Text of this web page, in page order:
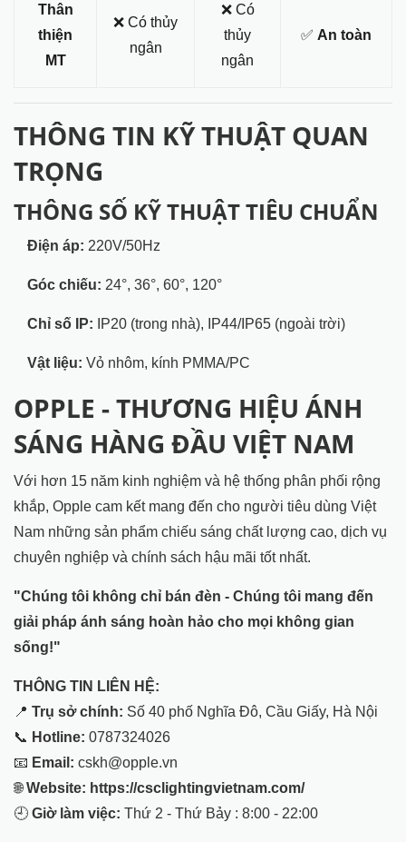
Thân
thiện
MT
❌ Có thủy
ngân
❌ Có
thủy
ngân
✅ An toàn
THÔNG TIN KỸ THUẬT QUAN
TRỌNG
THÔNG SỐ KỸ THUẬT TIÊU CHUẨN
Điện áp: 220V/50Hz
Góc chiếu: 24°, 36°, 60°, 120°
Chỉ số IP: IP20 (trong nhà), IP44/IP65 (ngoài trời)
Vật liệu: Vỏ nhôm, kính PMMA/PC
OPPLE - THƯƠNG HIỆU ÁNH
SÁNG HÀNG ĐẦU VIỆT NAM
Với hơn 15 năm kinh nghiệm và hệ thống phân phối rộng
khắp, Opple cam kết mang đến cho người tiêu dùng Việt
Nam những sản phẩm chiếu sáng chất lượng cao, dịch vụ
chuyên nghiệp và chính sách hậu mãi tốt nhất.
"Chúng tôi không chỉ bán đèn - Chúng tôi mang đến
giải pháp ánh sáng hoàn hảo cho mọi không gian
sống!"
THÔNG TIN LIÊN HỆ:
📍 Trụ sở chính: Số 40 phố Nghĩa Đô, Cầu Giấy, Hà Nội
📞 Hotline: 0787324026
📧 Email: cskh@opple.vn
🌐Website: https://csclightingvietnam.com/
🕘 Giờ làm việc: Thứ 2 - Thứ Bảy : 8:00 - 22:00